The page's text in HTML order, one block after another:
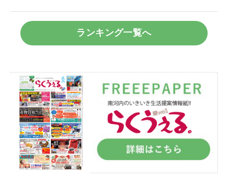
ランキング一覧へ